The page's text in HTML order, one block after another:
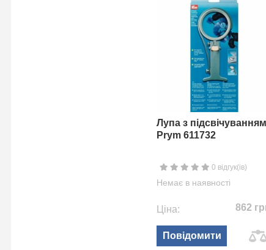
Лупа з підсвічуванням
Prym 611732
0 відгук(ів)
Немає в наявності
Ціна: 862
Повідомити